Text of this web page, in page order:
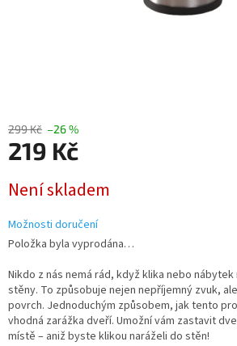
299 Kč –26 %
219 Kč
cena:
Není skladem
Možnosti doručení
Položka byla vyprodána…
Nikdo z nás nemá rád, když klika nebo
stěny. To způsobuje nejen nepříjemný zvuk,
povrch. Jednoduchým způsobem, jak tento
vhodná zarážka dveří. Umožní vám zastavit
místě – aniž byste klikou naráželi do stěn!